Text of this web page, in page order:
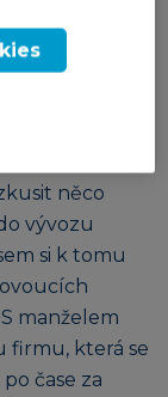
podobném
něco
vývozu
si k tomu
manželem
firmu, která se
čase za